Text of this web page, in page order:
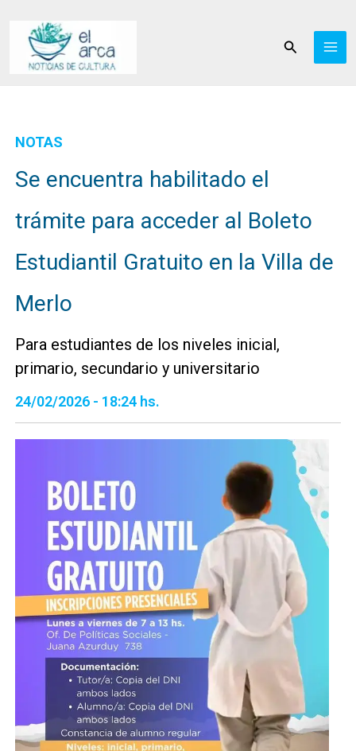
contenido
Buscar
NOTAS
Se encuentra habilitado el
trámite para acceder al Boleto
Estudiantil Gratuito en la Villa de
Merlo
Para estudiantes de los niveles inicial,
primario, secundario y universitario
24/02/2026 - 18:24 hs.